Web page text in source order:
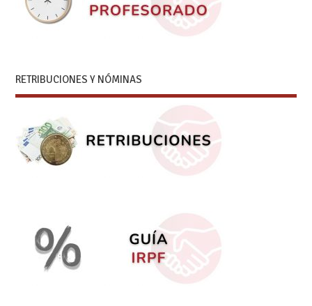
RETRIBUCIONES Y NÓMINAS